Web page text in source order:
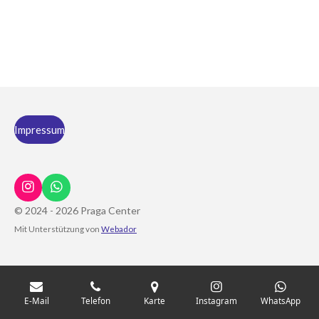
Impressum
I
n
s
t
r
a
m
W
h
a
t
p
© 2024 - 2026 Praga Center
Mit Unterstützung von Webador
E-Mail Telefon Karte Instagram WhatsApp